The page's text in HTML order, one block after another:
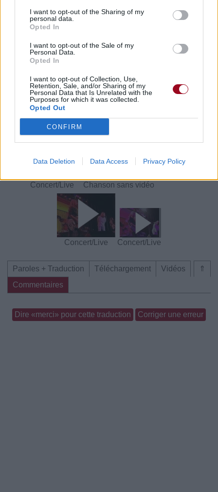
I want to opt-out of the Sharing of my
personal data.
Opted In
I want to opt-out of the Sale of my
Personal Data.
Opted In
I want to opt-out of Collection, Use,
Retention, Sale, and/or Sharing of my
Personal Data that Is Unrelated with the
Purposes for which it was collected.
Opted Out
CONFIRM
Data Deletion Data Access Privacy Policy
Trouver des vinyles et des CD sur
meilleur prix sur
Paroles + Traduction Téléchargement
Commentaires
Voir la vidéo de «Tonite»
Concert/Live Chanson sans vidéo
Concert/Live Concert/Live
⇑
Paroles + Traduction Téléchargement
Vidéos
Commentaires
Dire «merci» pour cette traduction Corriger une erreur